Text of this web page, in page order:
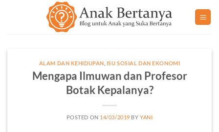
ALAM DAN KEHIDUPAN ISU SOSIAL DAN EKONOMI
Mengapa Ilmuwan dan Profesor
Botak Kepalanya?
POSTED ON 14/03/2019 BYYANI